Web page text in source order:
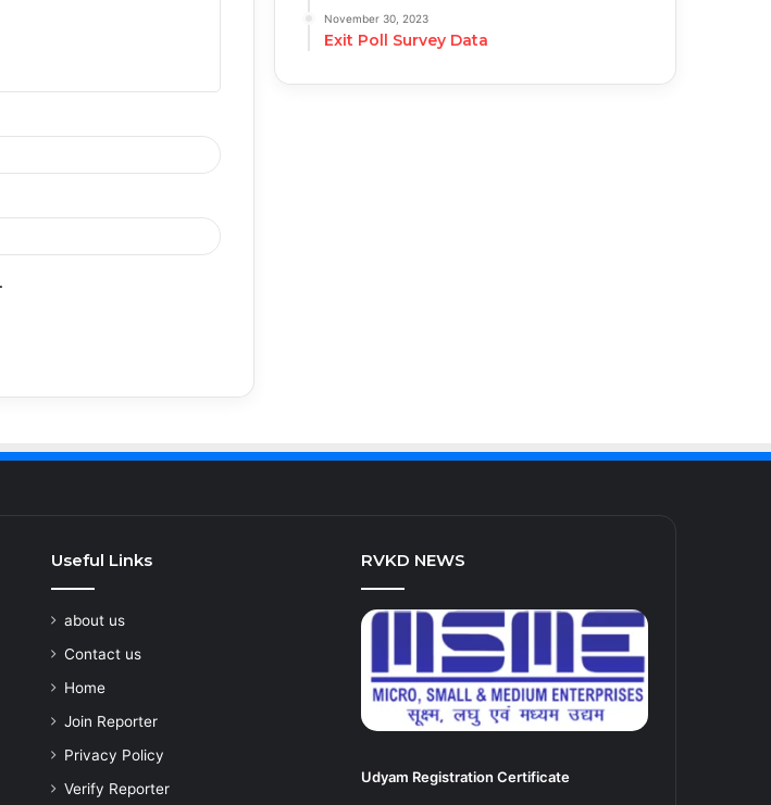
November 30, 2023
Exit Poll Survey Data
Useful Links
about us
Contact us
Home
Join Reporter
Privacy Policy
Verify Reporter
RVKD NEWS
Udyam Registration Certificate